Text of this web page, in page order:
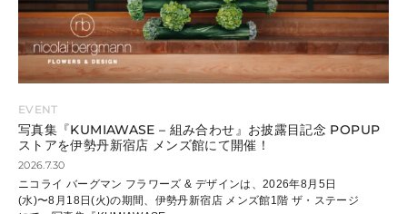
EVENT
写真集『KUMIAWASE – 組み合わせ』お披露目記念 POPUP
ストアを伊勢丹新宿店 メンズ館にて開催！
2026.7.30
ニコライ バーグマン フラワーズ & デザインは、2026年8月5日
(水)〜8月18日(火)の期間、伊勢丹新宿店 メンズ館1階 ザ・ステージ